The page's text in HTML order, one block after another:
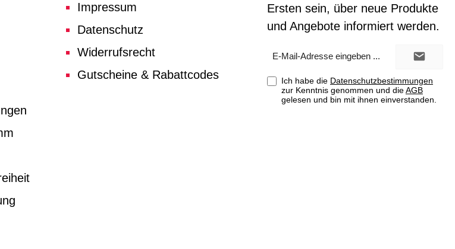
Impressum
Datenschutz
Widerrufsrecht
Gutscheine & Rabattcodes
Ersten sein, über neue Produkte
und Angebote informiert werden.
Mail-
Ich habe die Datenschutzbestimmungen
zur Kenntnis genommen und dieAGB
gelesen und bin mit ihnen einverstanden.